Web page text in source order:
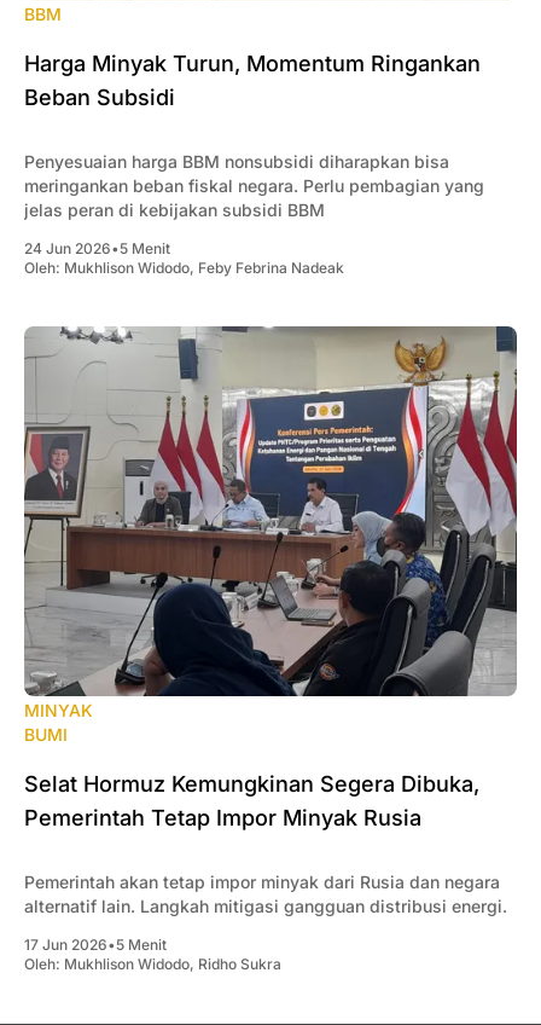
BBM
Harga Minyak Turun, Momentum Ringankan
Beban Subsidi
Penyesuaian harga BBM nonsubsidi diharapkan bisa
meringankan beban fiskal negara. Perlu pembagian yang
jelas peran di kebijakan subsidi BBM
24 Jun 2026•5 Menit
Oleh: Mukhlison Widodo, Feby Febrina Nadeak
MINYAK
BUMI
Selat Hormuz Kemungkinan Segera Dibuka,
Pemerintah Tetap Impor Minyak Rusia
Pemerintah akan tetap impor minyak dari Rusia dan negara
alternatif lain. Langkah mitigasi gangguan distribusi energi.
17 Jun 2026•5 Menit
Oleh: Mukhlison Widodo, Ridho Sukra